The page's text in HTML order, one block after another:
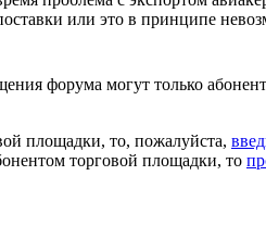
или это в принципе
форума могут только
площадки, то, пожалуйста,
торговой площадки, то